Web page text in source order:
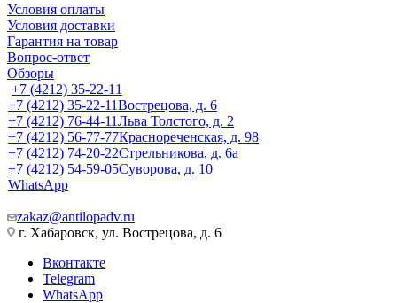
Условия оплаты
Условия доставки
Гарантия на товар
Вопрос-ответ
Обзоры
+7 (4212) 35-22-11
+7 (4212) 35-22-11Вострецова, д. 6
+7 (4212) 76-44-11Льва Толстого, д. 2
+7 (4212) 56-77-77Краснореченская, д. 98
+7 (4212) 74-20-22Стрельникова, д. 6а
+7 (4212) 54-59-05Суворова, д. 10
WhatsApp
zakaz@antilopadv.ru
г. Хабаровск, ул. Вострецова, д. 6
Вконтакте
Telegram
WhatsApp